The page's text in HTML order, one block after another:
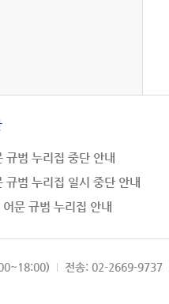
규범 누리집 중단 안내
규범 누리집 일시 중단 안내
문 규범 누리집 안내
전송: 02-2669-9737